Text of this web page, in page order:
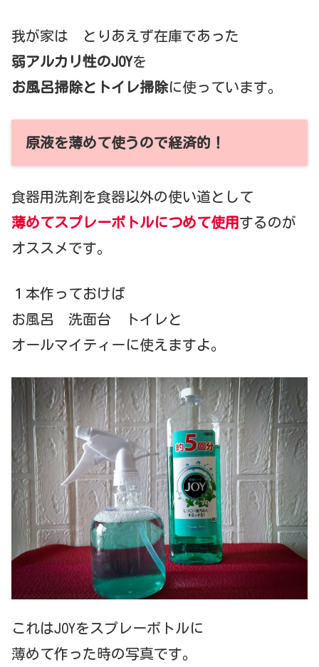
我が家は とりあえず在庫であった
弱アルカリ性のJOYを
お風呂掃除とトイレ掃除に使っています。
原液を薄めて使うので経済的！
食器用洗剤を食器以外の使い道として
薄めてスプレーボトルにつめて使用するのが
オススメです。
１本作っておけば
お風呂 洗面台 トイレと
オールマイティーに使えますよ。
これはJOYをスプレーボトルに
薄めて作った時の写真です。